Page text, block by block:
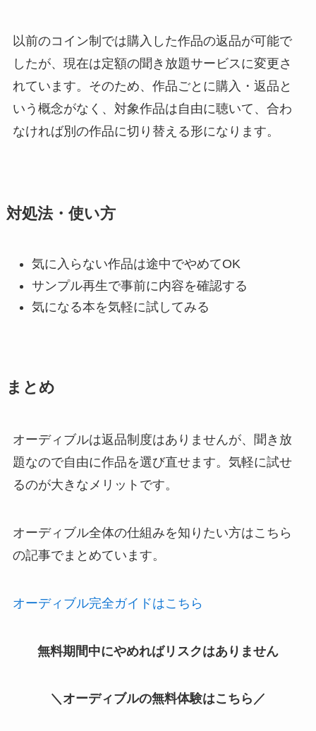
以前のコイン制では購入した作品の返品が可能で
したが、現在は定額の聞き放題サービスに変更さ
れています。そのため、作品ごとに購入・返品と
いう概念がなく、対象作品は自由に聴いて、合わ
なければ別の作品に切り替える形になります。
対処法・使い方
気に入らない作品は途中でやめてOK
サンプル再生で事前に内容を確認する
気になる本を気軽に試してみる
まとめ
オーディブルは返品制度はありませんが、聞き放
題なので自由に作品を選び直せます。気軽に試せ
るのが大きなメリットです。
オーディブル全体の仕組みを知りたい方はこちら
の記事でまとめています。
オーディブル完全ガイドはこちら
無料期間中にやめればリスクはありません
＼オーディブルの無料体験はこちら／